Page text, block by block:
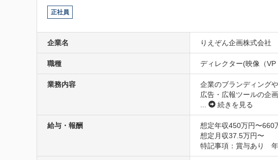
正社員
企業名 りえぞん企画株式会社
職種 ディレクター(映像（
業務内容
企業のブランディング
広告・広報ツールの企
続きを見る
給与・報酬
想定年収450万円〜660
想定月収37.5万円〜
特記事項：賞与あり　